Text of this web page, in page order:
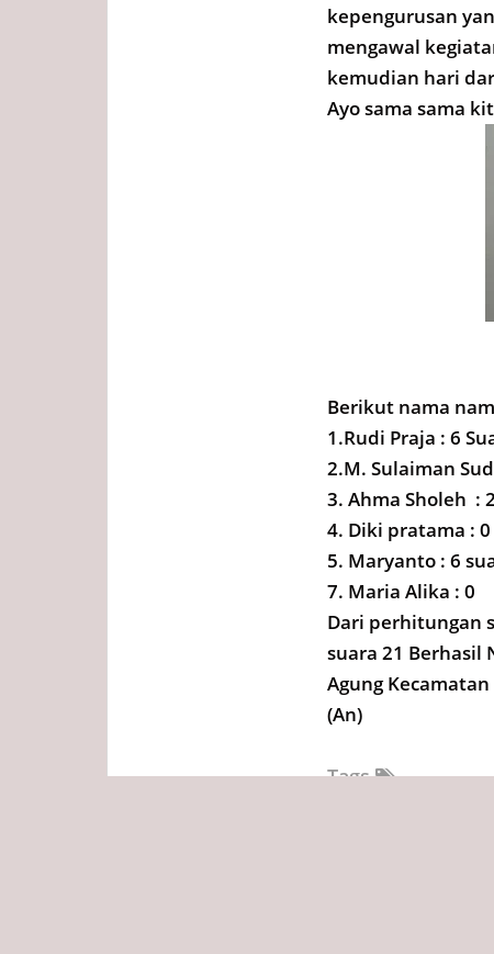
kepengurusan
mengawal
kemudian hari
Ayo sama sama
Berikut nama
1.Rudi Praja : 6
2.M. Sulaiman
3. Ahma Sholeh :
4. Diki pratama : 0
5. Maryanto : 6
7. Maria Alika : 0
Dari perhitungan
suara 21 Berhasil
Agung
(An)
Tags